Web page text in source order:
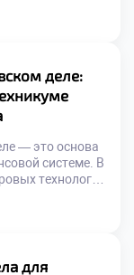
в периоды
это не только
деле:
— это основа
системе. В
технологий
знаниями,
экономики и
для